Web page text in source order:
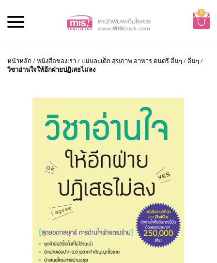
0
หน้าหลัก /หนังสือของเรา / แม่และเด็ก สุขภาพ อาหาร ดนตรี อื่นๆ / อื่นๆ /
วิชาอ่านใจให้อีกฝ่ายปฏิเสธไม่ลง